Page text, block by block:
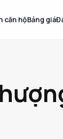
căn hộBảng giá